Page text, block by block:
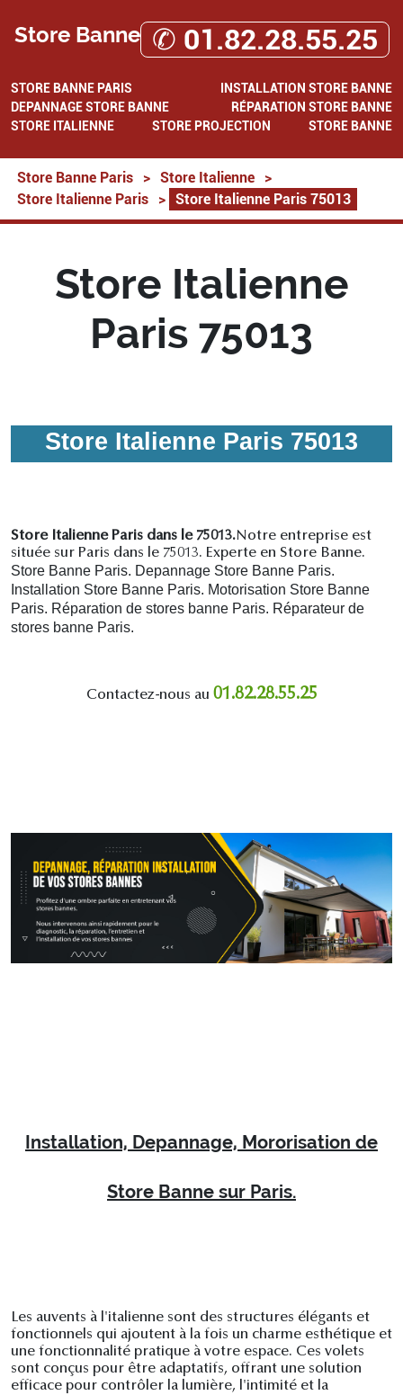
Store Banne ✆ 01.82.28.55.25
STORE BANNE PARIS
INSTALLATION STORE BANNE
DEPANNAGE STORE BANNE
RÉPARATION STORE BANNE
STORE ITALIENNE
STORE PROJECTION STORE BANNE
Store Banne Paris > Store Italienne
>
Store Italienne Paris
> Store Italienne Paris 75013
Store Italienne
Paris 75013
Store Italienne Paris 75013
Store Italienne Paris dans le 75013.Notre entreprise est
située sur Paris dans le 75013. Experte en Store Banne.
Store Banne Paris. Depannage Store Banne Paris.
Installation Store Banne Paris. Motorisation Store Banne
Paris. Réparation de stores banne Paris. Réparateur de
stores banne Paris.
Contactez-nous au 01.82.28.55.25
Installation, Depannage, Mororisation de
Store Banne sur Paris.
Les auvents à l'italienne sont des structures élégants et
fonctionnels qui ajoutent à la fois un charme esthétique et
une fonctionnalité pratique à votre espace. Ces volets
sont conçus pour être adaptatifs, offrant une solution
efficace pour contrôler la lumière, l'intimité et la